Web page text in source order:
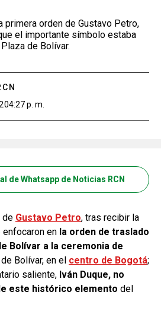
orden de Gustavo Petro,
el importante símbolo estaba
de Bolívar.
04:27 p. m.
de Whatsapp de Noticias RCN
de Gustavo Petro, tras recibir la
en la orden de traslado
Bolívar a la ceremonia de
Bolívar, en el centro de Bogotá;
saliente, Iván Duque, no
este histórico elemento del